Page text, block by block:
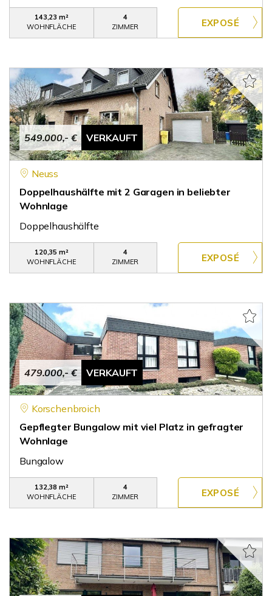
143,23 m²
WOHNFLÄCHE
4
ZIMMER
549.000,- € VERKAUFT
Neuss
Doppelhaushälfte mit 2 Garagen in beliebter
Wohnlage
Doppelhaushälfte
120,35 m²
WOHNFLÄCHE
4
ZIMMER
479.000,- € VERKAUFT
Korschenbroich
Gepflegter Bungalow mit viel Platz in gefragter
Wohnlage
Bungalow
132,38 m²
WOHNFLÄCHE
4
ZIMMER